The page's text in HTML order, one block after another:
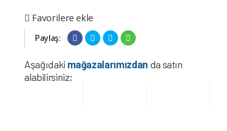
Favorilere ekle
Paylaş:
Aşağıdaki mağazalarımızdan da satın
alabilirsiniz;